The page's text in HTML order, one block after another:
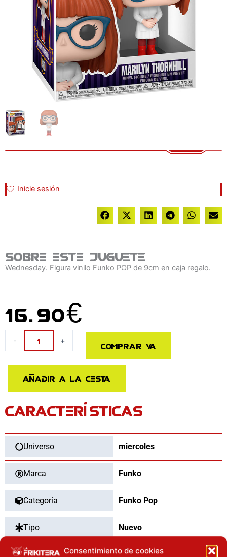
Consentimiento de cookies
Inicie sesión
Sobre este juguete
Wednesday. Figura vinilo Funko POP de 9cm en caja regalo.
16.90€
-
Thornhill
+ Comprar ya
Añadir a la cesta
CARACTERÍSTICAS
Universo miercoles
Marca Funko
Categoría Funko Pop
Tipo Nuevo